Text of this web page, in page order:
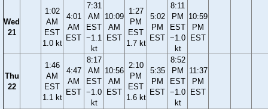
Wed
21
1:02
AM
EST
1.0 kt
4:01
AM
EST
7:31
AM
EST
−1.1
kt
10:09
AM
EST
1:27
PM
EST
1.7 kt
5:02
PM
EST
8:11
PM
EST
−1.0
kt
10:59
PM
EST
Thu
22
1:46
AM
EST
1.1 kt
4:47
AM
EST
8:17
AM
EST
−1.0
kt
10:56
AM
EST
2:10
PM
EST
1.6 kt
5:35
PM
EST
8:52
PM
EST
−1.0
kt
11:37
PM
EST